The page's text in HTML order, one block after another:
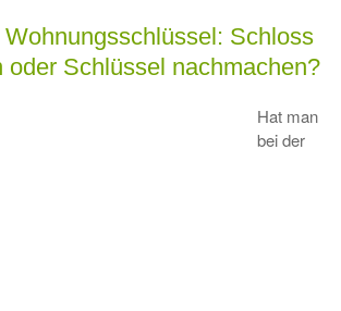
Wohnungsschlüssel: Schloss
oder Schlüssel nachmachen?
Hat man
bei der